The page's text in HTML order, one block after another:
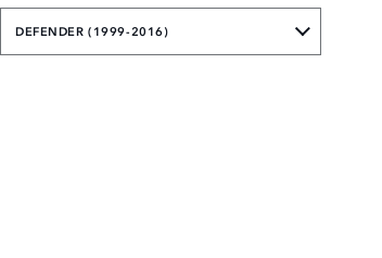
DEFENDER (1999-2016)